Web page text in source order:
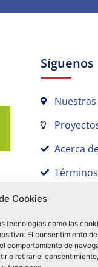
Cookies
tecnologías como las
El consentimiento
comportamiento de
o retirar el
Síguenos
Acerca
Aviso de
55